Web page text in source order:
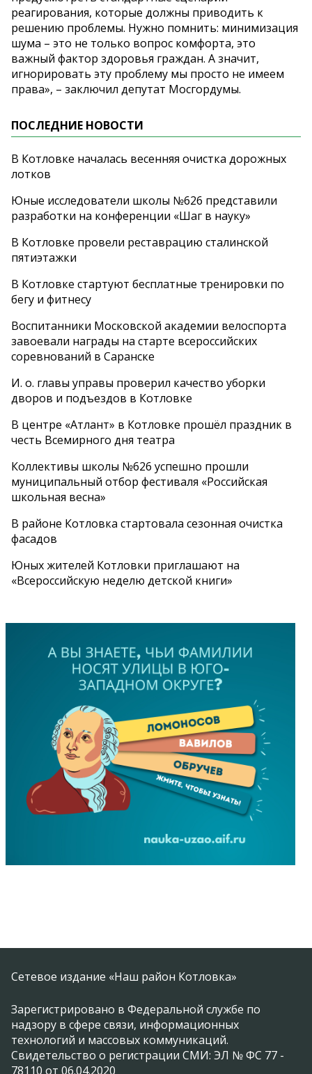
реагирования, которые должны приводить к
решению проблемы. Нужно помнить: минимизация
шума – это не только вопрос комфорта, это
важный фактор здоровья граждан. А значит,
игнорировать эту проблему мы просто не имеем
права», – заключил депутат Мосгордумы.
ПОСЛЕДНИЕ НОВОСТИ
В Котловке началась весенняя очистка дорожных
лотков
Юные исследователи школы №626 представили
разработки на конференции «Шаг в науку»
В Котловке провели реставрацию сталинской
пятиэтажки
В Котловке стартуют бесплатные тренировки по
бегу и фитнесу
Воспитанники Московской академии велоспорта
завоевали награды на старте всероссийских
соревнований в Саранске
И. о. главы управы проверил качество уборки
дворов и подъездов в Котловке
В центре «Атлант» в Котловке прошёл праздник в
честь Всемирного дня театра
Коллективы школы №626 успешно прошли
муниципальный отбор фестиваля «Российская
школьная весна»
В районе Котловка стартовала сезонная очистка
фасадов
Юных жителей Котловки приглашают на
«Всероссийскую неделю детской книги»
Сетевое издание «Наш район Котловка»
Зарегистрировано в Федеральной службе по
надзору в сфере связи, информационных
технологий и массовых коммуникаций.
Свидетельство о регистрации СМИ: ЭЛ № ФС 77 -
78110 от 06.04.2020